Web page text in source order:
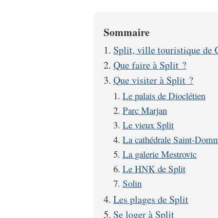
Sommaire
Split, ville touristique de
Que faire à Split ?
Que visiter à Split ?
Le palais de Dioclétien
Parc Marjan
Le vieux Split
La cathédrale Saint-
La galerie Mestrovic
Le HNK de Split
Solin
Les plages de Split
Se loger à Split